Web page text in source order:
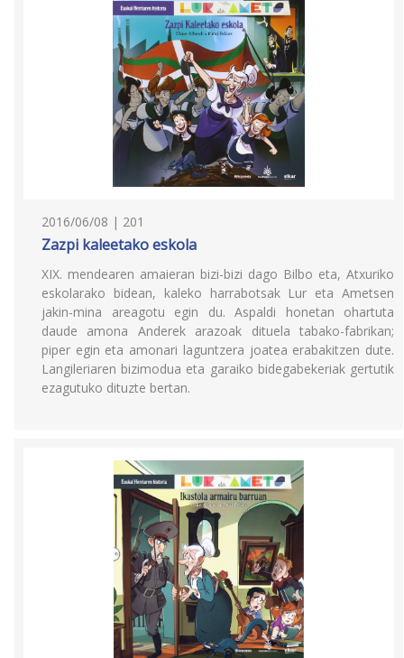
2016/06/08 | 201
Zazpi kaleetako eskola
XIX. mendearen amaieran bizi-bizi dago Bilbo eta, Atxuriko
eskolarako bidean, kaleko harrabotsak Lur eta Ametsen
jakin-mina areagotu egin du. Aspaldi honetan ohartuta
daude amona Anderek arazoak dituela tabako-fabrikan;
piper egin eta amonari laguntzera joatea erabakitzen dute.
Langileriaren bizimodua eta garaiko bidegabekeriak gertutik
ezagutuko dituzte bertan.